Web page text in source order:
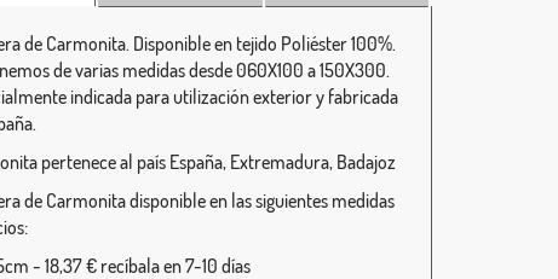
de Carmonita. Disponible en tejido Poliéster 100%.
de varias medidas desde 060X100 a 150X300.
indicada para utilización exterior y fabricada
pertenece al país España, Extremadura, Badajoz
de Carmonita disponible en las siguientes medidas
- 18,37 € recíbala en 7-10 días